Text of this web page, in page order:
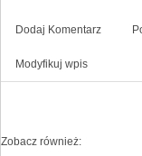
Dodaj Komentarz
Modyfikuj wpis
Zobacz również: